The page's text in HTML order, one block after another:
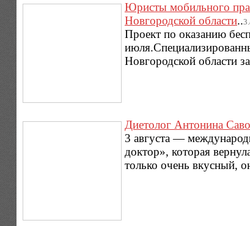
Юристы мобильного
Новгородской области..
Проект по оказанию
Новгородской области
Диетолог Антонина
3 августа —
доктор», которая
только очень вкусный,